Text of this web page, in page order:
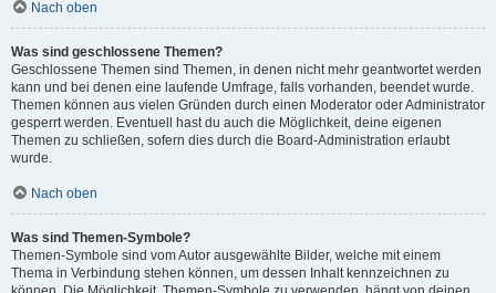
Nach oben
Was sind geschlossene Themen?
Geschlossene Themen sind Themen, in denen nicht mehr geantwortet werden
kann und bei denen eine laufende Umfrage, falls vorhanden, beendet wurde.
Themen können aus vielen Gründen durch einen Moderator oder Administrator
gesperrt werden. Eventuell hast du auch die Möglichkeit, deine eigenen
Themen zu schließen, sofern dies durch die Board-Administration erlaubt
wurde.
Nach oben
Was sind Themen-Symbole?
Themen-Symbole sind vom Autor ausgewählte Bilder, welche mit einem
Thema in Verbindung stehen können, um dessen Inhalt kennzeichnen zu